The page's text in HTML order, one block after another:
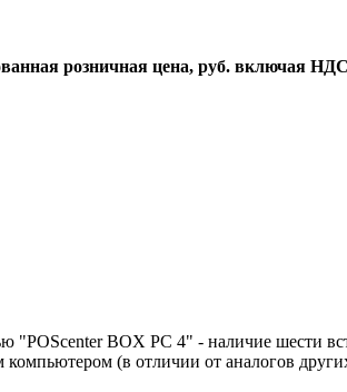
розничная цена, руб. включая
"POScenter BOX PC 4" - наличие шести
(в отличии от аналогов